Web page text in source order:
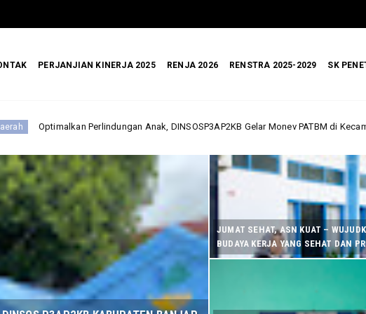
PERJANJIAN KINERJA 2025 RENJA 2026 RENSTRA 2025-2029 SK
Anak, DINSOSP3AP2KB Gelar Monev PATBM di Kecamatan Karang Intan
JUMAT SEHAT, ASN KUAT –
BUDAYA KERJA YANG SEHAT DAN